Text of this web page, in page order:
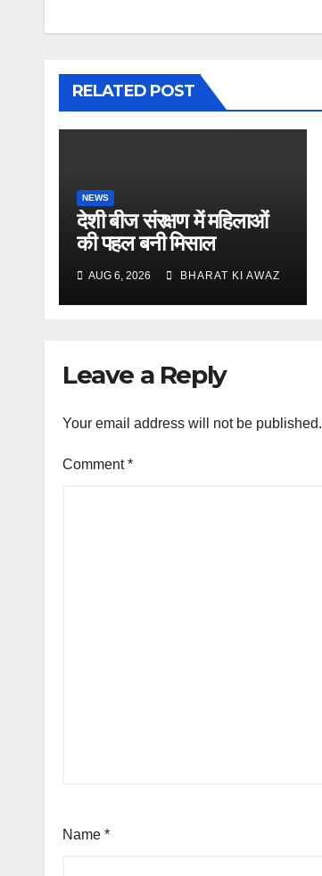
RELATED POST
NEWS
देशी बीज संरक्षण में महिलाओं
की पहल बनी मिसाल
AUG 6, 2026 BHARAT KI AWAZ
Leave a Reply
Your email address will not be published.
Comment*
Name *